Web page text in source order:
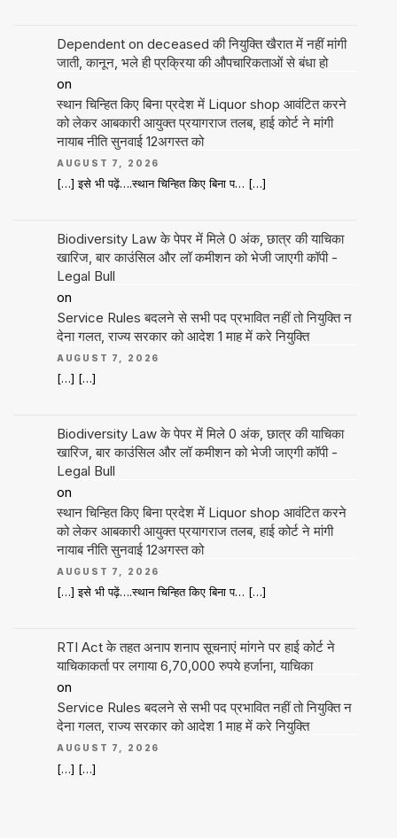
Dependent on deceased की नियुक्ति खैरात में नहीं मांगी
जाती, कानून, भले ही प्रक्रिया की औपचारिकताओं से बंधा हो
on
स्थान चिन्हित किए बिना प्रदेश में Liquor shop आवंटित करने
को लेकर आबकारी आयुक्त प्रयागराज तलब, हाई कोर्ट ने मांगी
नायाब नीति सुनवाई 12अगस्त को
AUGUST 7, 2026
[…] इसे भी पढ़ें….स्थान चिन्हित किए बिना प… […]
Biodiversity Law के पेपर में मिले 0 अंक, छात्र की याचिका
खारिज, बार काउंसिल और लॉ कमीशन को भेजी जाएगी कॉपी -
Legal Bull
on
Service Rules बदलने से सभी पद प्रभावित नहीं तो नियुक्ति न
देना गलत, राज्य सरकार को आदेश 1 माह में करे नियुक्ति
AUGUST 7, 2026
[…] […]
Biodiversity Law के पेपर में मिले 0 अंक, छात्र की याचिका
खारिज, बार काउंसिल और लॉ कमीशन को भेजी जाएगी कॉपी -
Legal Bull
on
स्थान चिन्हित किए बिना प्रदेश में Liquor shop आवंटित करने
को लेकर आबकारी आयुक्त प्रयागराज तलब, हाई कोर्ट ने मांगी
नायाब नीति सुनवाई 12अगस्त को
AUGUST 7, 2026
[…] इसे भी पढ़ें….स्थान चिन्हित किए बिना प… […]
RTI Act के तहत अनाप शनाप सूचनाएं मांगने पर हाई कोर्ट ने
याचिकाकर्ता पर लगाया 6,70,000 रुपये हर्जाना, याचिका
on
Service Rules बदलने से सभी पद प्रभावित नहीं तो नियुक्ति न
देना गलत, राज्य सरकार को आदेश 1 माह में करे नियुक्ति
AUGUST 7, 2026
[…] […]